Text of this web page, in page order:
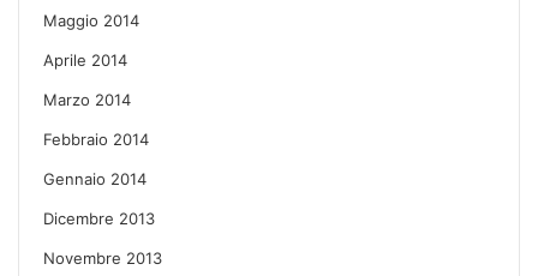
Maggio 2014
Aprile 2014
Marzo 2014
Febbraio 2014
Gennaio 2014
Dicembre 2013
Novembre 2013